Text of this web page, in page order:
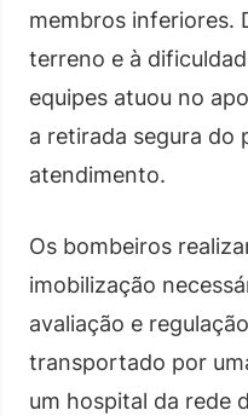
membros inferiores.
terreno e à
equipes atuou no
a retirada segura do
atendimento.
Os bombeiros
imobilização
avaliação e
transportado por
um hospital da rede